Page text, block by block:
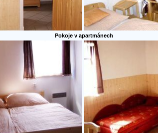
Pokoje v apartmánech